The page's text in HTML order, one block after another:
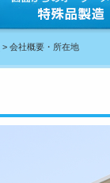
> 会社概要・所在地